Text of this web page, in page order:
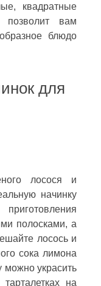
квадратные
вам
блюдо
для
лосося и
начинку
полосками, а
лосось и
сока лимона
можно украсить
на